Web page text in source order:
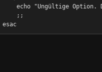
echo "Ungültige Option.
    ;;
esac